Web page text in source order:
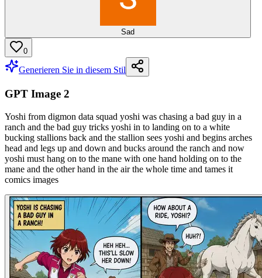
Sad
0
Generieren Sie in diesem Stil
GPT Image 2
Yoshi from digmon data squad yoshi was chasing a bad guy in a
ranch and the bad guy tricks yoshi in to landing on to a white
bucking stallions back and the stallion sees yoshi and begins arches
head and legs up and down and bucks around the ranch and now
yoshi must hang on to the mane with one hand holding on to the
mane and the other hand in the air the whole time and tames it
comics images